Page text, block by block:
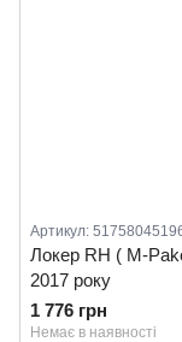
Артикул:
Локер RH ( M-
2017 року
1 776 грн
Немає в наявності